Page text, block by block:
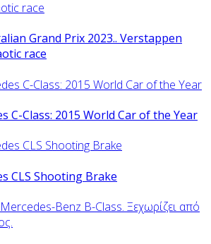
Grand Prix 2023.. Verstappen
race
C-Class: 2015 World Car of the Year
CLS Shooting Brake